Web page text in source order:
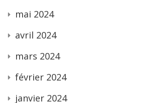
mai 2024
avril 2024
mars 2024
février 2024
janvier 2024